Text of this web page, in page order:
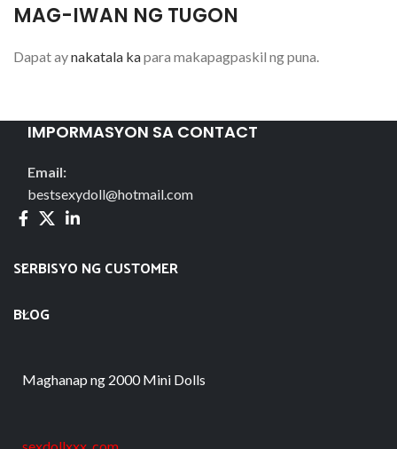
MAG-IWAN NG TUGON
Dapat aynakatala kapara makapagpaskil ng puna.
IMPORMASYON SA CONTACT
Email:
bestsexydoll@hotmail.com
SERBISYO NG CUSTOMER
BLOG
Maghanap ng 2000 Mini Dolls